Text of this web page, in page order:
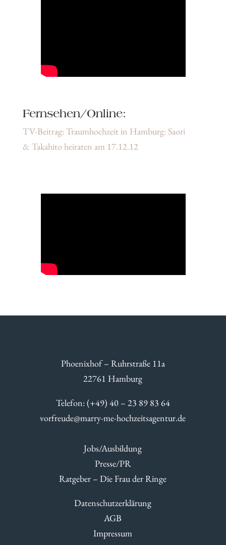
Fernsehen/Online:
TV-Beitrag: Traumhochzeit in Hamburg: Saori
& Takahito heiraten am 17.12.12
Phoenixhof – Ruhrstraße 11a
22761 Hamburg
Telefon: (+49) 40 – 23 89 83 64
vorfreude@marry-me-hochzeitsagentur.de
Jobs/Ausbildung
Presse/PR
Ratgeber – Die Frau der Ringe
Datenschutzerklärung
AGB
Impressum